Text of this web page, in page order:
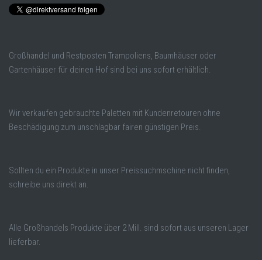
Großhandel und Restposten Trampoliens, Baumhäuser oder
Gartenhäuser für deinen Hof sind bei uns sofort erhältlich.
Wir verkaufen gebrauchte Paletten mit Kundenretouren ohne
Beschädigung zum unschlagbar fairen günstigen Preis.
Sollten du ein Produkte in unser Preissuchmschine nicht finden,
schreibe uns direkt an.
Alle Großhandels Produkte über 2 Mill. sind sofort aus unseren Lager
lieferbar.